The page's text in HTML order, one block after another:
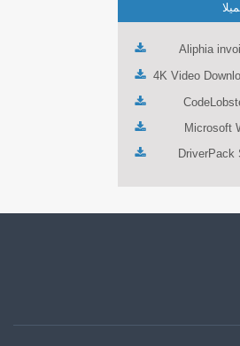
Aliphia
4K Video
Microsoft
DriverPack